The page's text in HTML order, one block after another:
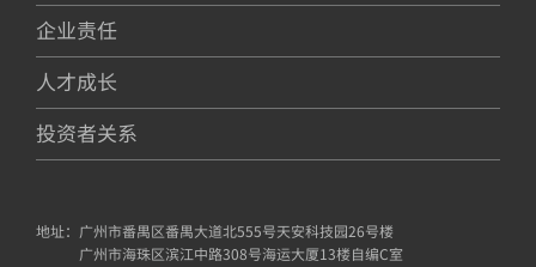
企业责任
人才成长
投资者关系
地址： 广州市番禺区番禺大道北555号天安科技园26号楼
广州市海珠区滨江中路308号海运大厦13楼自编C室